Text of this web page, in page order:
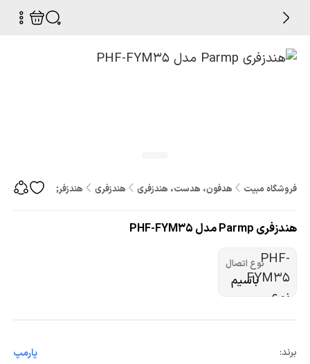
فروشگاه مبیت هدفون، هدست، هندزفری هندزفری هندزفری Parmp مدل PHF-FYM35
هندزفری Parmp مدل PHF-FYM35
نوع اتصال
باسیم
برند:
پارمپ